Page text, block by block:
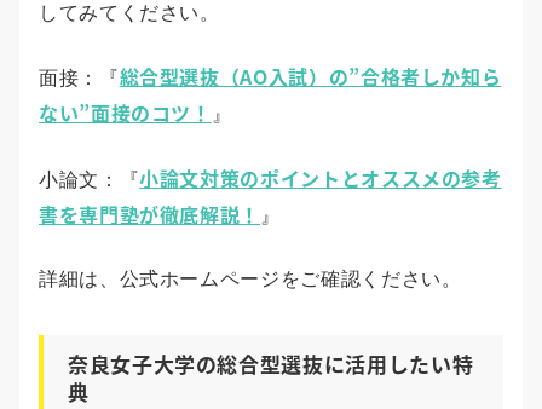
してみてください。
面接：『総合型選抜（AO入試）の”合格者しか知ら
ない”面接のコツ！ 』
小論文：『小論文対策のポイントとオススメの参考
書を専門塾が徹底解説！ 』
詳細は、公式ホームページをご確認ください。
奈良女子大学の総合型選抜に活用したい特
典